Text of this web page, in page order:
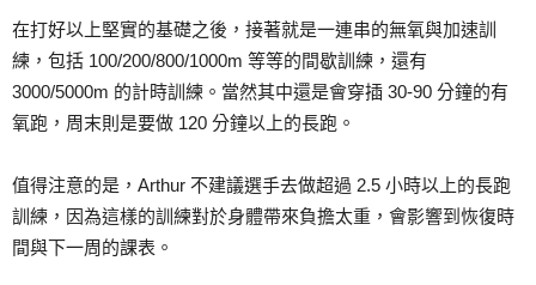
在打好以上堅實的基礎之後，接著就是一連串的無氧與加速訓
練，包括 100/200/800/1000m 等等的間歇訓練，還有
3000/5000m 的計時訓練。當然其中還是會穿插 30-90 分鐘的有
氧跑，周末則是要做 120 分鐘以上的長跑。
值得注意的是，Arthur 不建議選手去做超過 2.5 小時以上的長跑
訓練，因為這樣的訓練對於身體帶來負擔太重，會影響到恢復時
間與下一周的課表。